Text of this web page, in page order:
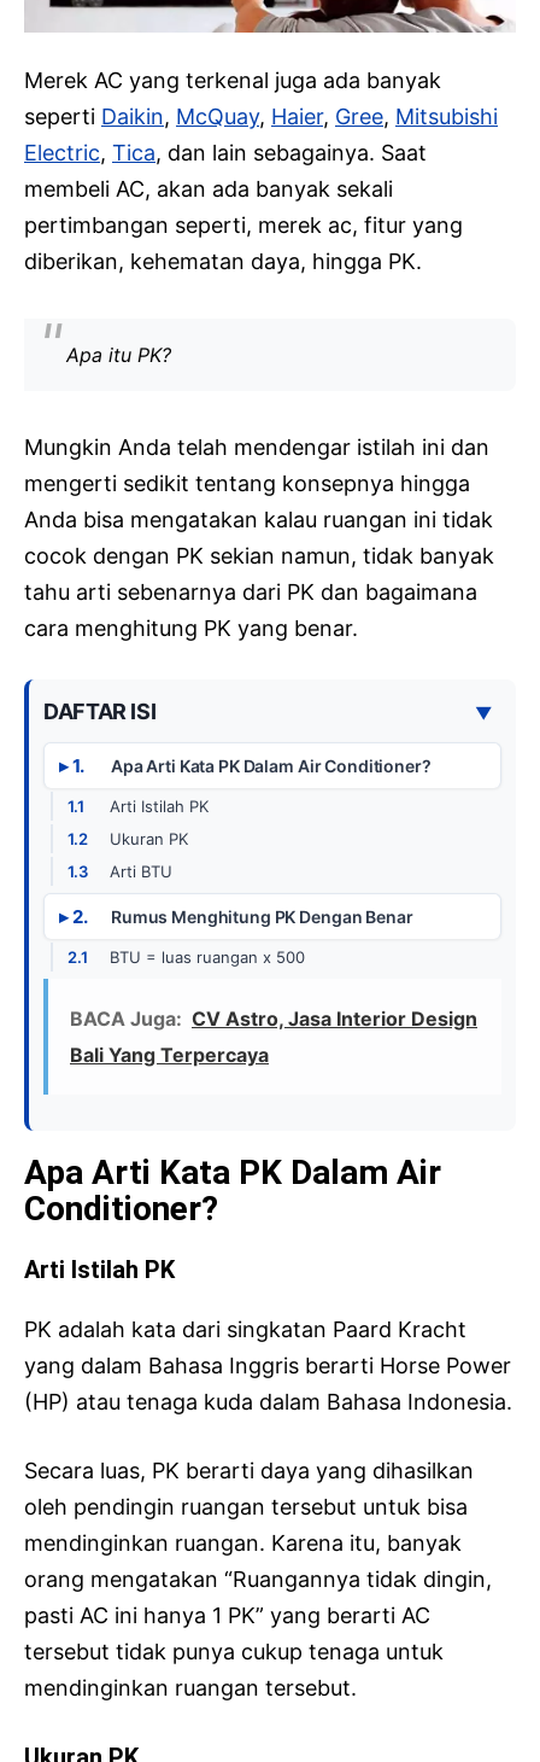
Merek AC yang terkenal juga ada banyak
seperti Daikin, McQuay, Haier, Gree, Mitsubishi
Electric, Tica, dan lain sebagainya. Saat
membeli AC, akan ada banyak sekali
pertimbangan seperti, merek ac, fitur yang
diberikan, kehematan daya, hingga PK.
Apa itu PK?
Mungkin Anda telah mendengar istilah ini dan
mengerti sedikit tentang konsepnya hingga
Anda bisa mengatakan kalau ruangan ini tidak
cocok dengan PK sekian namun, tidak banyak
tahu arti sebenarnya dari PK dan bagaimana
cara menghitung PK yang benar.
DAFTAR ISI ▼
Apa Arti Kata PK Dalam Air Conditioner?
Arti Istilah PK
Ukuran PK
Arti BTU
Rumus Menghitung PK Dengan Benar
BTU = luas ruangan x 500
BACA Juga: CV Astro, Jasa Interior Design
Bali Yang Terpercaya
Apa Arti Kata PK Dalam Air
Conditioner?
Arti Istilah PK
PK adalah kata dari singkatan Paard Kracht
yang dalam Bahasa Inggris berarti Horse Power
(HP) atau tenaga kuda dalam Bahasa Indonesia.
Secara luas, PK berarti daya yang dihasilkan
oleh pendingin ruangan tersebut untuk bisa
mendinginkan ruangan. Karena itu, banyak
orang mengatakan “Ruangannya tidak dingin,
pasti AC ini hanya 1 PK” yang berarti AC
tersebut tidak punya cukup tenaga untuk
mendinginkan ruangan tersebut.